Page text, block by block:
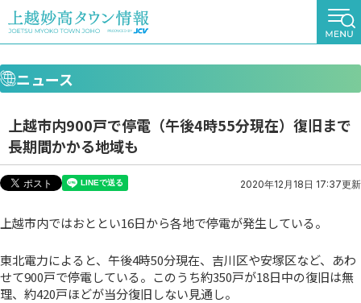
ニュース
上越市内900戸で停電（午後4時55分現在）復旧まで
長期間かかる地域も
2020年12月18日 17:37更新
上越市内ではおととい16日から各地で停電が発生している。
東北電力によると、午後4時50分現在、吉川区や安塚区など、あわ
せて900戸で停電している。このうち約350戸が18日中の復旧は無
理、約420戸ほどが当分復旧しない見通し。